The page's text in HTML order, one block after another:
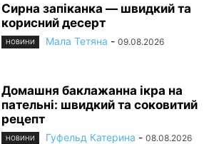
Сирна запіканка — швидкий та
корисний десерт
НОВИНИ Мала Тетяна - 09.08.2026
Домашня баклажанна ікра на
пательні: швидкий та соковитий
рецепт
НОВИНИ Гуфельд Катерина - 08.08.2026